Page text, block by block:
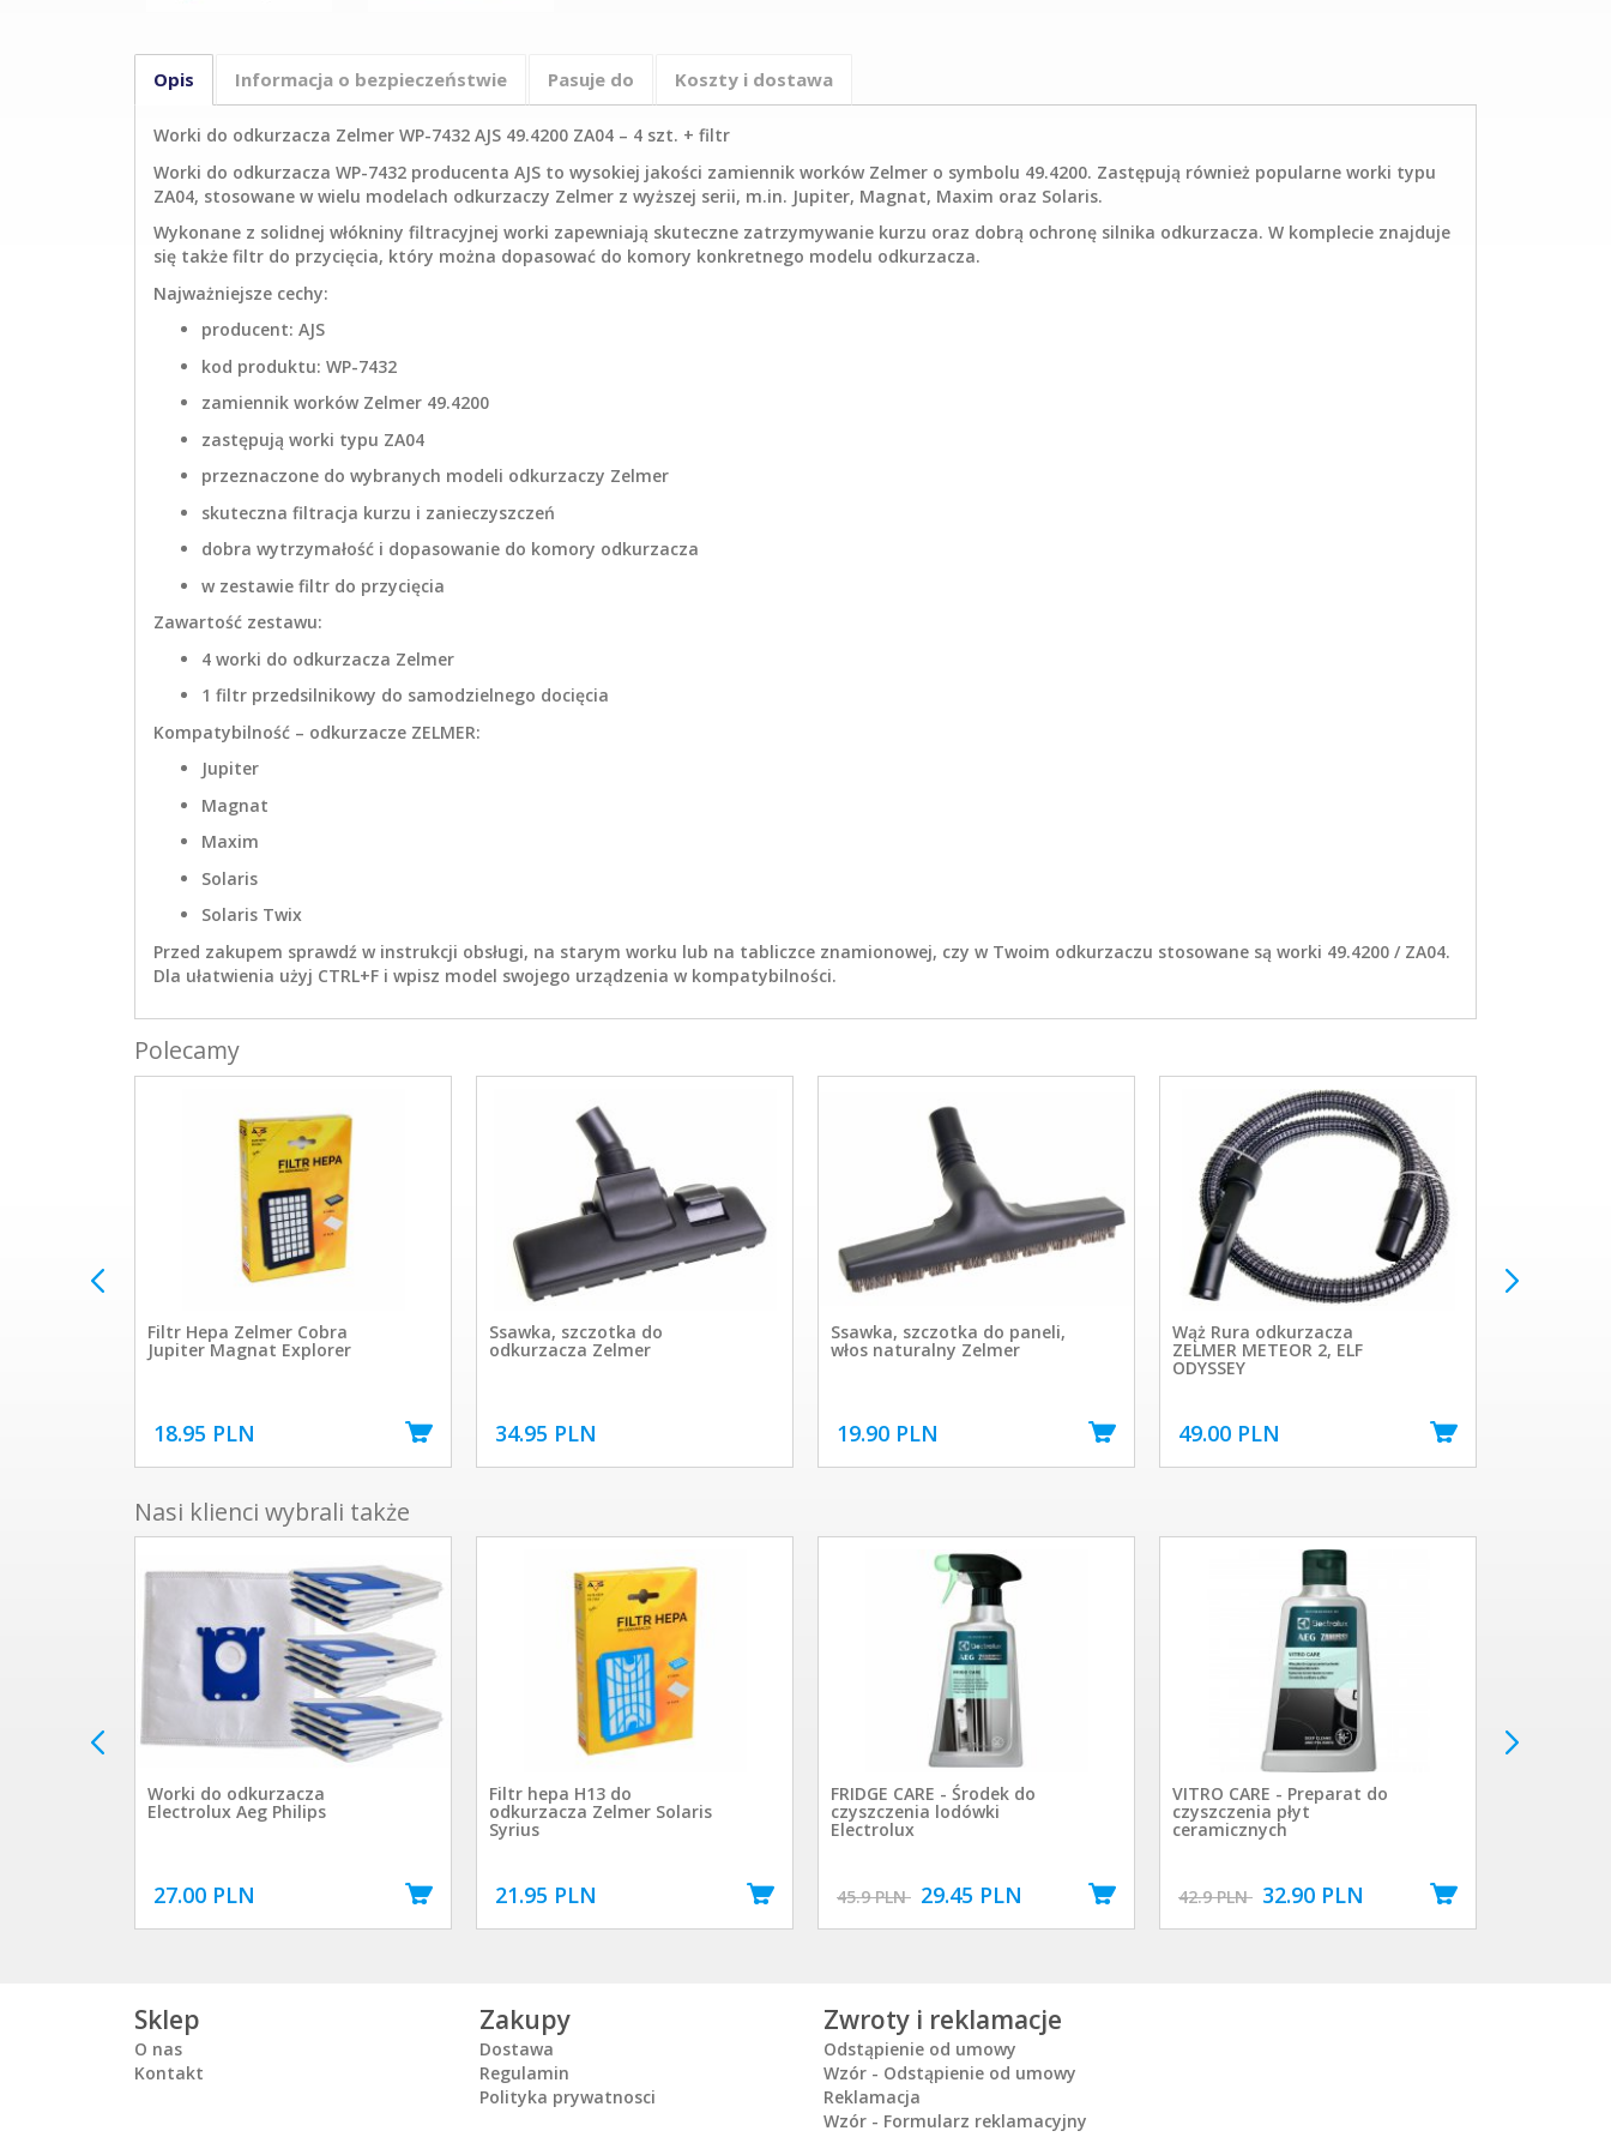
Opis Informacja o bezpieczeństwie Pasuje do Koszty i dostawa
Worki do odkurzacza Zelmer WP-7432 AJS 49.4200 ZA04 – 4 szt. + filtr
Worki do odkurzacza WP-7432 producenta AJS to wysokiej jakości zamiennik worków Zelmer o symbolu 49.4200. Zastępują również popularne worki typu
ZA04, stosowane w wielu modelach odkurzaczy Zelmer z wyższej serii, m.in. Jupiter, Magnat, Maxim oraz Solaris.
Wykonane z solidnej włókniny filtracyjnej worki zapewniają skuteczne zatrzymywanie kurzu oraz dobrą ochronę silnika odkurzacza. W komplecie znajduje
się także filtr do przycięcia, który można dopasować do komory konkretnego modelu odkurzacza.
Najważniejsze cechy:
producent: AJS
kod produktu: WP-7432
zamiennik worków Zelmer 49.4200
zastępują worki typu ZA04
przeznaczone do wybranych modeli odkurzaczy Zelmer
skuteczna filtracja kurzu i zanieczyszczeń
dobra wytrzymałość i dopasowanie do komory odkurzacza
w zestawie filtr do przycięcia
Zawartość zestawu:
4 worki do odkurzacza Zelmer
1 filtr przedsilnikowy do samodzielnego docięcia
Kompatybilność – odkurzacze ZELMER:
Jupiter
Magnat
Maxim
Solaris
Solaris Twix
Przed zakupem sprawdź w instrukcji obsługi, na starym worku lub na tabliczce znamionowej, czy w Twoim odkurzaczu stosowane są worki 49.4200 / ZA04.
Dla ułatwienia użyj CTRL+F i wpisz model swojego urządzenia w kompatybilności.
Polecamy
Filtr Hepa Zelmer Cobra
Jupiter Magnat Explorer
18.95 PLN
Ssawka, szczotka do
odkurzacza Zelmer
34.95 PLN
Ssawka, szczotka do paneli,
włos naturalny Zelmer
19.90 PLN
Wąż Rura odkurzacza
ZELMER METEOR 2, ELF
ODYSSEY
49.00 PLN
Nasi klienci wybrali także
Worki do odkurzacza
Electrolux Aeg Philips
27.00 PLN
Filtr hepa H13 do
odkurzacza Zelmer Solaris
Syrius
21.95 PLN
FRIDGE CARE - Środek do
czyszczenia lodówki
Electrolux
45.9 PLN 29.45 PLN
VITRO CARE - Preparat do
czyszczenia płyt
ceramicznych
42.9 PLN 32.90 PLN
Sklep
O nas
Kontakt
Zakupy
Dostawa
Regulamin
Polityka prywatnosci
Zwroty i reklamacje
Odstąpienie od umowy
Wzór - Odstąpienie od umowy
Reklamacja
Wzór - Formularz reklamacyjny